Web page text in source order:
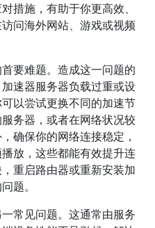
措施，有助于你更高效、
问海外网站、游戏或视频
要难题。造成这一问题的
速器服务器负载过重或设
以尝试更换不同的加速节
务器，或者在网络状况较
确保你的网络连接稳定，
放，这些都能有效提升连
重启路由器或重新安装加
题。
常见问题。这通常由服务